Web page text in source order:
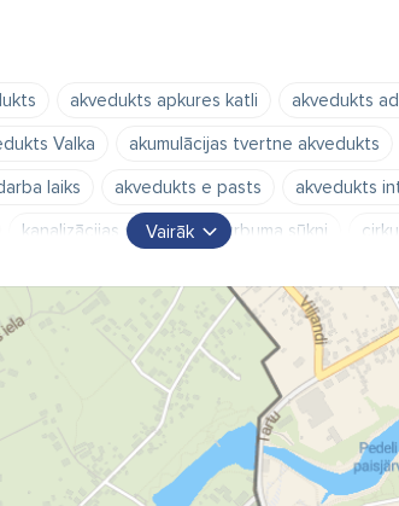
akvedukts apkures katli akvedukts
Valka akumulācijas tvertne akvedukts
laiks akvedukts e pasts
akvedukts
kanalizācijas sūkņi dziļurbuma sūkņi
ūdens filtri atkaļķotāji
izplešanās tvertnes izplešanās trauki
jaucējkrāni notekas
siltummaiņi ūdens sildītāji
siltumsūkņi kombinētie sildītāji
Vairāk